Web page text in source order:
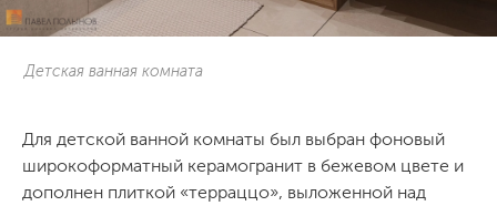
Детская ванная комната
Для детской ванной комнаты был выбран фоновый
широкоформатный керамогранит в бежевом цвете и
дополнен плиткой «терраццо», выложенной над